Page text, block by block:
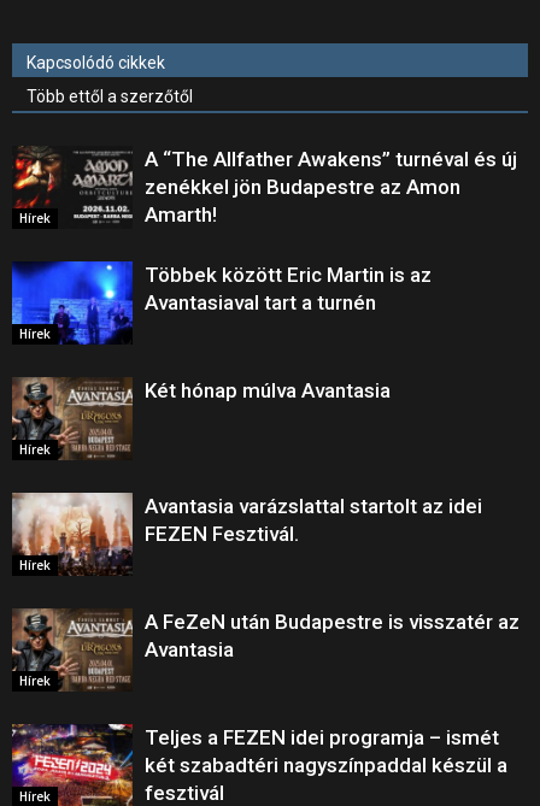
Kapcsolódó cikkek
Több ettől a szerzőtől
Hírek
A “The Allfather Awakens” turnéval és új
zenékkel jön Budapestre az Amon
Amarth!
Hírek
Többek között Eric Martin is az
Avantasiaval tart a turnén
Hírek
Két hónap múlva Avantasia
Hírek
Avantasia varázslattal startolt az idei
FEZEN Fesztivál.
Hírek
A FeZeN után Budapestre is visszatér az
Avantasia
Hírek
Teljes a FEZEN idei programja – ismét
két szabadtéri nagyszínpaddal készül a
fesztivál